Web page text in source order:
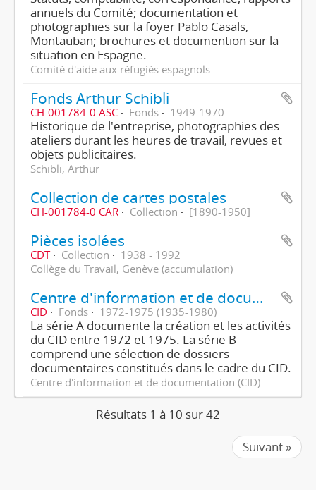
annuels du Comité; documentation et
photographies sur la foyer Pablo Casals,
Montauban; brochures et documention sur la
situation en Espagne.
Comité d'aide aux réfugiés espagnols
Fonds Arthur Schibli
CH-001784-0 ASC Fonds 1949-1970
Historique de l'entreprise, photographies des
ateliers durant les heures de travail, revues et
objets publicitaires.
Schibli, Arthur
Collection de cartes postales
CH-001784-0 CAR Collection [1890-1950]
Pièces isolées
CDT Collection
1938 - 1992
Collège du Travail, Genève (accumulation)
Centre d'information et de documentation (CID) de l'Union des syndicats du Canton de Genève (USCG)
CID Fonds 1972-1975 (1935-1980)
La série A documente la création et les activités
du CID entre 1972 et 1975. La série B
comprend une sélection de dossiers
documentaires constitués dans le cadre du CID.
Centre d'information et de documentation (CID)
Résultats 1 à 10 sur 42
Suivant »